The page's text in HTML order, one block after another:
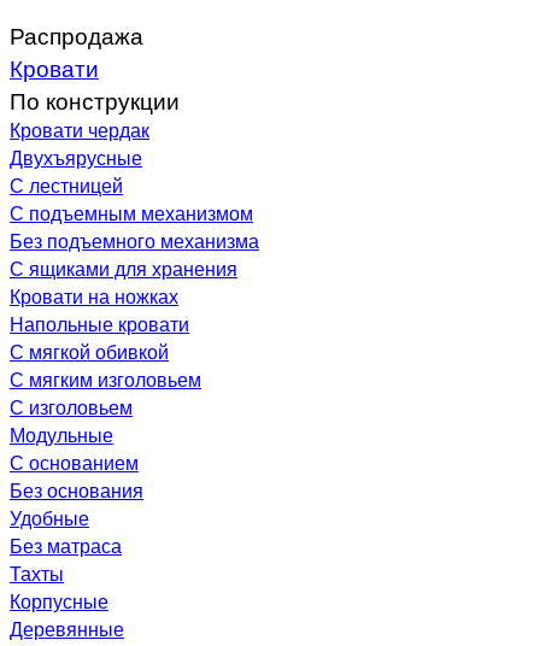
Распродажа
Кровати
По конструкции
Кровати чердак
Двухъярусные
С лестницей
С подъемным механизмом
Без подъемного механизма
С ящиками для хранения
Кровати на ножках
Напольные кровати
С мягкой обивкой
С мягким изголовьем
С изголовьем
Модульные
С основанием
Без основания
Удобные
Без матраса
Тахты
Корпусные
Деревянные